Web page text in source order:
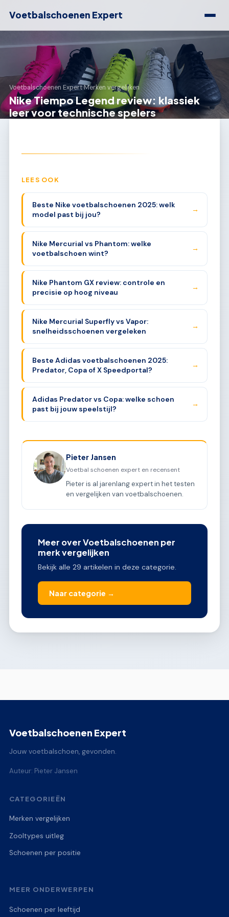
Voetbalschoenen Expert
Voetbalschoenen Expert›Merken vergelijken
Nike Tiempo Legend review: klassiek
leer voor technische spelers
LEES OOK
Beste Nike voetbalschoenen 2025: welk
model past bij jou?
→
Nike Mercurial vs Phantom: welke
voetbalschoen wint?
→
Nike Phantom GX review: controle en
precisie op hoog niveau
→
Nike Mercurial Superfly vs Vapor:
snelheidsschoenen vergeleken
→
Beste Adidas voetbalschoenen 2025:
Predator, Copa of X Speedportal?
→
Adidas Predator vs Copa: welke schoen
past bij jouw speelstijl?
→
Pieter Jansen
Voetbal schoenen expert en recensent
Pieter is al jarenlang expert in het testen
en vergelijken van voetbalschoenen.
Meer over Voetbalschoenen per
merk vergelijken
Bekijk alle 29 artikelen in deze categorie.
Naar categorie →
Voetbalschoenen Expert
Jouw voetbalschoen, gevonden.
Auteur: Pieter Jansen
CATEGORIEËN
Merken vergelijken
Zooltypes uitleg
Schoenen per positie
MEER ONDERWERPEN
Schoenen per leeftijd